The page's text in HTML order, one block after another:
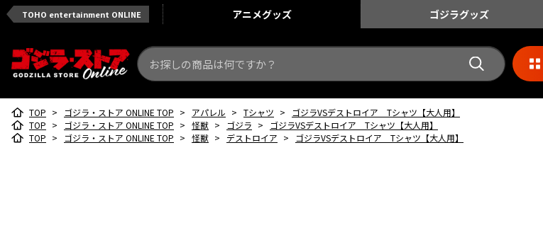
TOHO entertainment ONLINE アニメグッズ ゴジラグッズ
TOP > ゴジラ・ストア ONLINE TOP > アパレル > Tシャツ >
ゴジラVSデストロイア Tシャツ【大人用】
TOP > ゴジラ・ストア ONLINE TOP > 怪獣 > ゴジラ >
ゴジラVSデストロイア Tシャツ【大人用】
TOP > ゴジラ・ストア ONLINE TOP > 怪獣 > デストロイア > ゴジラVSデストロイア Tシャツ【大人用】